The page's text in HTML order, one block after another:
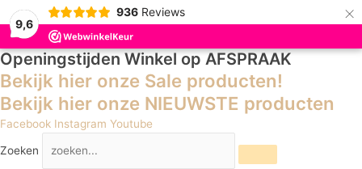
9,6
936 Reviews ×
Openingstijden Winkel op AFSPRAAK
Bekijk hier onze Sale producten!
Bekijk hier onze NIEUWSTE producten
Facebook Instagram Youtube
Zoeken